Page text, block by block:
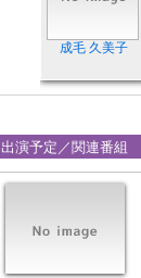
成毛 久美子
出演予定／関連番組